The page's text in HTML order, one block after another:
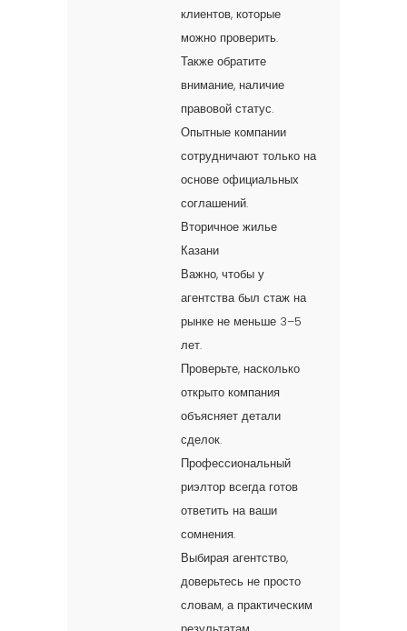
клиентов, которые
можно проверить.
Также обратите
внимание, наличие
правовой статус.
Опытные компании
сотрудничают только на
основе официальных
соглашений.
Вторичное жилье
Казани
Важно, чтобы у
агентства был стаж на
рынке не меньше 3–5
лет.
Проверьте, насколько
открыто компания
объясняет детали
сделок.
Профессиональный
риэлтор всегда готов
ответить на ваши
сомнения.
Выбирая агентство,
доверьтесь не просто
словам, а практическим